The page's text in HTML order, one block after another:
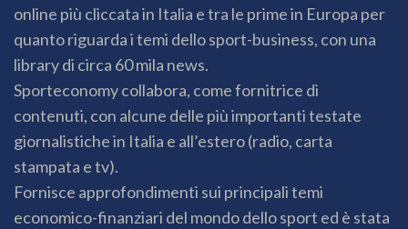
online più cliccata in Italia e tra le prime in Europa per
quanto riguarda i temi dello sport-business, con una
library di circa 60 mila news.
Sporteconomy collabora, come fornitrice di
contenuti, con alcune delle più importanti testate
giornalistiche in Italia e all’estero (radio, carta
stampata e tv).
Fornisce approfondimenti sui principali temi
economico-finanziari del mondo dello sport ed è stata